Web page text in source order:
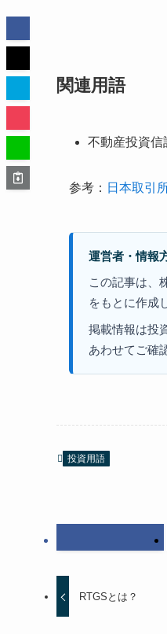
関連用語
不動産投資信
参考： 日本取引
運営者・情報
この記事は、
をもとに作成
掲載情報は投
あわせてご確
投資用語
RTGSとは？